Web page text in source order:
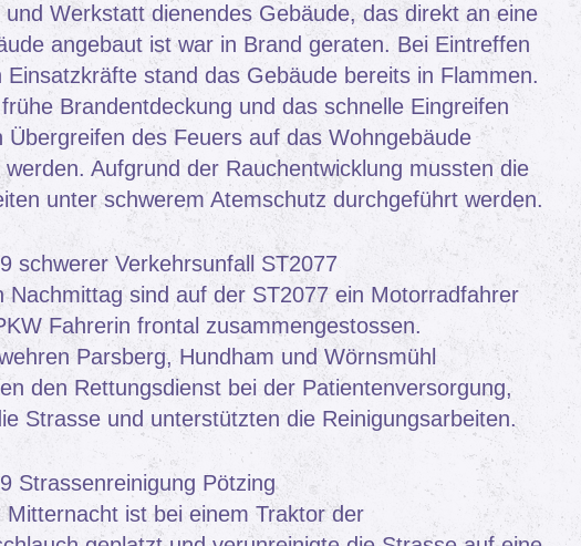
und Werkstatt dienendes Gebäude, das direkt an eine
angebaut ist war in Brand geraten. Bei Eintreffen
Einsatzkräfte stand das Gebäude bereits in Flammen.
Brandentdeckung und das schnelle Eingreifen
Übergreifen des Feuers auf das Wohngebäude
Aufgrund der Rauchentwicklung mussten die
unter schwerem Atemschutz durchgeführt werden.
schwerer Verkehrsunfall ST2077
Nachmittag sind auf der ST2077 ein Motorradfahrer
Fahrerin frontal zusammengestossen.
Parsberg, Hundham und Wörnsmühl
den Rettungsdienst bei der Patientenversorgung,
Strasse und unterstützten die Reinigungsarbeiten.
Strassenreinigung Pötzing
Mitternacht ist bei einem Traktor der